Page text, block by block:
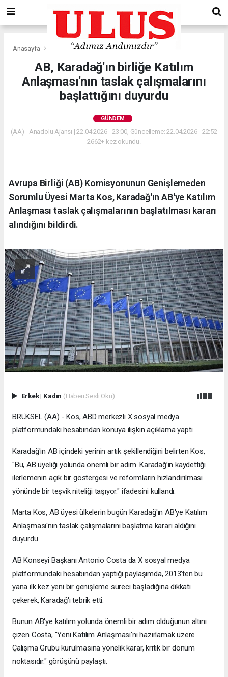
Anasayfa Gündem
AB, Karadağ'ın birliğe Katılım
Anlaşması'nın taslak çalışmalarını
başlattığını duyurdu
GÜNDEM
(AA) - Anadolu Ajansı | 22.04.2026 - 23:00, Güncelleme: 22.04.2026 - 22:52
2662+ kez okundu.
Avrupa Birliği (AB) Komisyonunun Genişlemeden
Sorumlu Üyesi Marta Kos, Karadağ'ın AB'ye Katılım
Anlaşması taslak çalışmalarının başlatılması kararı
alındığını bildirdi.
Erkek| Kadın (Haberi Sesli Oku)
BRÜKSEL (AA) - Kos, ABD merkezli X sosyal medya
platformundaki hesabından konuya ilişkin açıklama yaptı.
Karadağ'ın AB içindeki yerinin artık şekillendiğini belirten Kos,
"Bu, AB üyeliği yolunda önemli bir adım. Karadağ’ın kaydettiği
ilerlemenin açık bir göstergesi ve reformların hızlandırılması
yönünde bir teşvik niteliği taşıyor." ifadesini kullandı.
Marta Kos, AB üyesi ülkelerin bugün Karadağ'ın AB'ye Katılım
Anlaşması'nın taslak çalışmalarını başlatma kararı aldığını
duyurdu.
AB Konseyi Başkanı Antonio Costa da X sosyal medya
platformundaki hesabından yaptığı paylaşımda, 2013'ten bu
yana ilk kez yeni bir genişleme süreci başladığına dikkati
çekerek, Karadağ'ı tebrik etti.
Bunun AB'ye katılım yolunda önemli bir adım olduğunun altını
çizen Costa, "Yeni Katılım Anlaşması'nı hazırlamak üzere
Çalışma Grubu kurulmasına yönelik karar, kritik bir dönüm
noktasıdır." görüşünü paylaştı.